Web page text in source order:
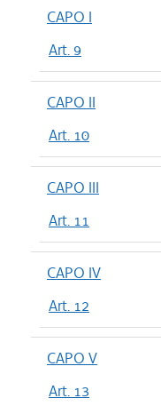
CAPO I
Art. 9
CAPO II
Art. 10
CAPO III
Art. 11
CAPO IV
Art. 12
CAPO V
Art. 13